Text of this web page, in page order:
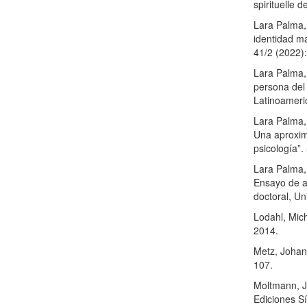
spirituelle
Lara
identidad
41/2
Lara
persona
Lara
Una
Lara
Ensayo de
doctoral,
Lodahl,
2014.
Metz,
107.
Moltmann,
Ediciones